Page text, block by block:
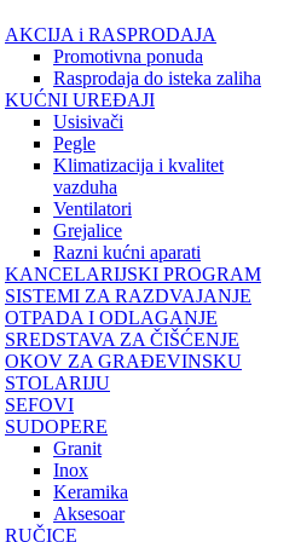
AKCIJA i RASPRODAJA
Promotivna ponuda
Rasprodaja do isteka zaliha
KUĆNI UREĐAJI
Usisivači
Pegle
Klimatizacija i kvalitet
vazduha
Ventilatori
Grejalice
Razni kućni aparati
KANCELARIJSKI PROGRAM
SISTEMI ZA RAZDVAJANJE
OTPADA I ODLAGANJE
SREDSTAVA ZA ČIŠĆENJE
OKOV ZA GRAĐEVINSKU
STOLARIJU
SEFOVI
SUDOPERE
Granit
Inox
Keramika
Aksesoar
RUČICE